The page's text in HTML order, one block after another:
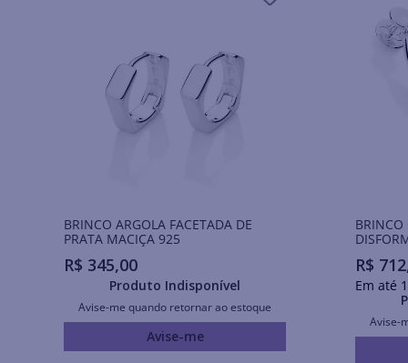
BRINCO ARGOLA FACETADA DE
PRATA MACIÇA 925
R$ 345,00
Produto Indisponível
Avise-me quando retornar ao estoque
Avise-me
BRINCO
R$ 712
Em até
Avise-